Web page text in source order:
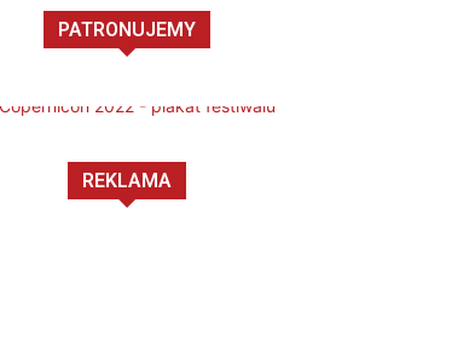
PATRONUJEMY
REKLAMA